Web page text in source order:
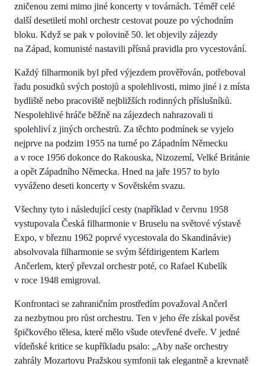
zničenou zemi mimo jiné koncerty v továrnách. Téměř celé
další desetiletí mohl orchestr cestovat pouze po východním
bloku. Když se pak v polovině 50. let objevily zájezdy
na Západ, komunisté nastavili přísná pravidla pro vycestování.
Každý filharmonik byl před výjezdem prověřován, potřeboval
řadu posudků svých postojů a spolehlivosti, mimo jiné i z místa
bydliště nebo pracoviště nejbližších rodinných příslušníků.
Nespolehlivé hráče běžně na zájezdech nahrazovali ti
spolehliví z jiných orchestrů. Za těchto podmínek se vyjelo
nejprve na podzim 1955 na turné po Západním Německu
a v roce 1956 dokonce do Rakouska, Nizozemí, Velké Británie
a opět Západního Německa. Hned na jaře 1957 to bylo
vyváženo deseti koncerty v Sovětském svazu.
Všechny tyto i následující cesty (například v červnu 1958
vystupovala Česká filharmonie v Bruselu na světové výstavě
Expo, v březnu 1962 poprvé vycestovala do Skandinávie)
absolvovala filharmonie se svým šéfdirigentem Karlem
Ančerlem, který převzal orchestr poté, co Rafael Kubelík
v roce 1948 emigroval.
Konfrontaci se zahraničním prostředím považoval Ančerl
za nezbytnou pro růst orchestru. Ten v jeho éře získal pověst
špičkového tělesa, které mělo všude otevřené dveře. V jedné
vídeňské kritice se kupříkladu psalo: „Aby naše orchestry
zahrály Mozartovu Pražskou symfonii tak elegantně a krevnatě